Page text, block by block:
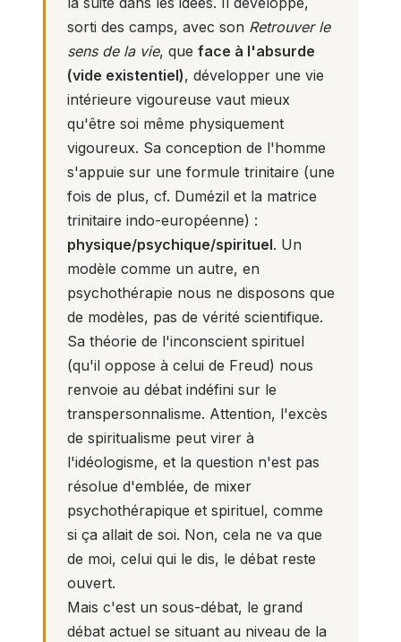
sorti des camps, avec son Retrouver le
sens de la vie, que face à l'absurde
(vide existentiel), développer une vie
intérieure vigoureuse vaut mieux
qu'être soi même physiquement
vigoureux. Sa conception de l'homme
s'appuie sur une formule trinitaire (une
fois de plus, cf. Dumézil et la matrice
trinitaire indo-européenne) :
physique/psychique/spirituel. Un
modèle comme un autre, en
psychothérapie nous ne disposons que
de modèles, pas de vérité scientifique.
Sa théorie de l'inconscient spirituel
(qu'il oppose à celui de Freud) nous
renvoie au débat indéfini sur le
transpersonnalisme. Attention, l'excès
de spiritualisme peut virer à
l'idéologisme, et la question n'est pas
résolue d'emblée, de mixer
psychothérapique et spirituel, comme
si ça allait de soi. Non, cela ne va que
de moi, celui qui le dis, le débat reste
ouvert.
Mais c'est un sous-débat, le grand
débat actuel se situant au niveau de la